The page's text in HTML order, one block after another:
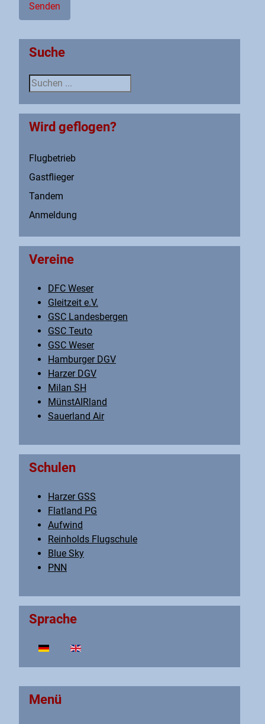
Menü
Senden
Suche
Suche
Wird geflogen?
Flugbetrieb
Gastflieger
Tandem
Anmeldung
Vereine
DFC Weser
Gleitzeit e.V.
GSC Landesbergen
GSC Teuto
GSC Weser
Hamburger DGV
Harzer DGV
Milan SH
MünstAIRland
Sauerland Air
Schulen
Harzer GSS
Flatland PG
Aufwind
Reinholds Flugschule
Blue Sky
PNN
Sprache
Sprache auswählen